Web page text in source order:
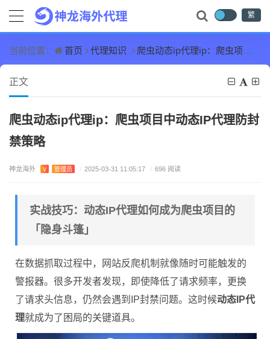
繁
当前位置： 首页 代理知识 爬虫动态ip代理ip：爬虫项目中动态IP代理防封禁策略
正文
爬虫动态ip代理ip：爬虫项目中动态IP代理防封
禁策略
神龙海外 V 管理员 / 2025-03-31 11:05:17 / 696 阅读
实战技巧：动态IP代理如何成为爬虫项目的
「隐身斗篷」
在数据抓取过程中，网站反爬机制就像随时可能触发的
警报器。很多开发者发现，即使降低了请求频率，更换
了请求头信息，仍然会遇到IP封禁问题。这时候动态IP代
理就成为了困局的关键道具。